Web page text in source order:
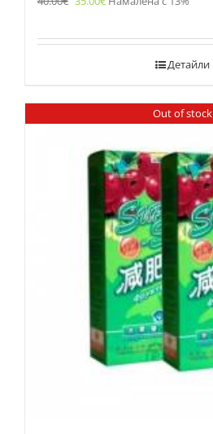
Детайли
Out of stock